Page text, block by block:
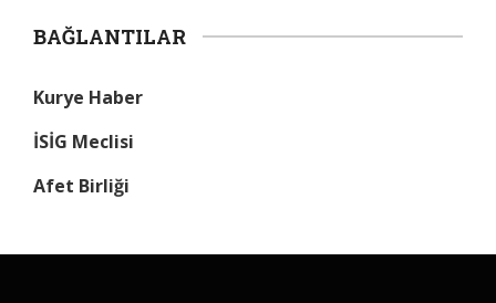
BAĞLANTILAR
Kurye Haber
İSİG Meclisi
Afet Birliği